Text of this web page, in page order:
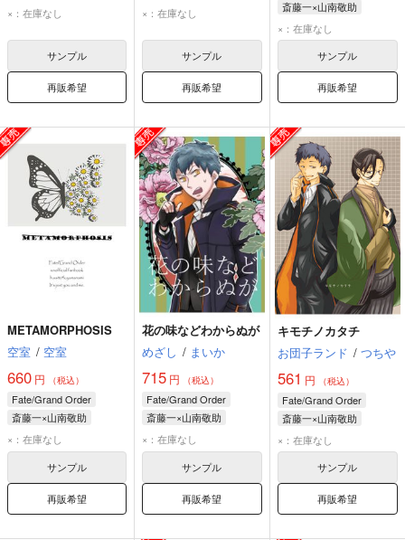
斎藤一 山南敬助
×：在庫なし
サンプル
再販希望
斎藤一 山南敬助
×：在庫なし
サンプル
再販希望
斎藤一×山南敬助
斎藤一
山南敬助
×：在庫なし
サンプル
再販希望
METAMORPHOSIS
空室 / 空室
660 円 （税込）
Fate/Grand Order
斎藤一×山南敬助
斎藤一
山南敬助
×：在庫なし
サンプル
再販希望
花の味などわからぬが
めざし / まいか
715 円 （税込）
Fate/Grand Order
斎藤一×山南敬助
斎藤一
山南敬助
×：在庫なし
サンプル
再販希望
キモチノカタチ
お団子ランド / つちや
561 円 （税込）
Fate/Grand Order
斎藤一×山南敬助
斎藤一
山南敬助
×：在庫なし
サンプル
再販希望